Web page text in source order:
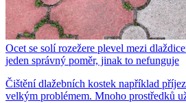
Ocet se solí rozežere plevel mezi
jeden správný poměr, jinak to nefunguje
Čištění dlažebních kostek například
velkým problémem. Mnoho prostředků